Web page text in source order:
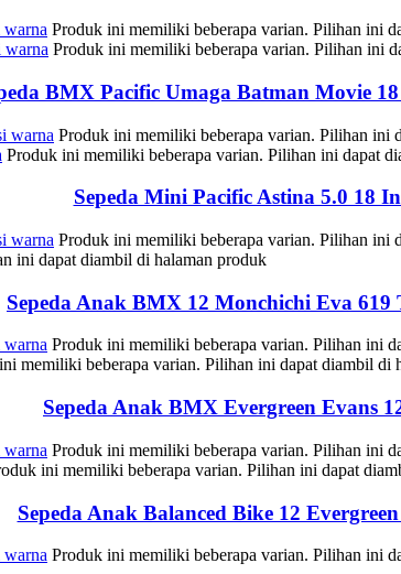
warna Produk ini memiliki beberapa varian. Pilihan ini
warna Produk ini memiliki beberapa varian. Pilihan ini
BMX Pacific Umaga Batman Movie
warna Produk ini memiliki beberapa varian. Pilihan ini
Produk ini memiliki beberapa varian. Pilihan ini dapat
Sepeda Mini Pacific Astina 5.0 18
warna Produk ini memiliki beberapa varian. Pilihan ini
ini dapat diambil di halaman produk
Sepeda Anak BMX 12 Monchichi Eva 619
warna Produk ini memiliki beberapa varian. Pilihan ini
memiliki beberapa varian. Pilihan ini dapat diambil di
Sepeda Anak BMX Evergreen Evans
warna Produk ini memiliki beberapa varian. Pilihan ini
ini memiliki beberapa varian. Pilihan ini dapat
Sepeda Anak Balanced Bike 12
warna Produk ini memiliki beberapa varian. Pilihan ini